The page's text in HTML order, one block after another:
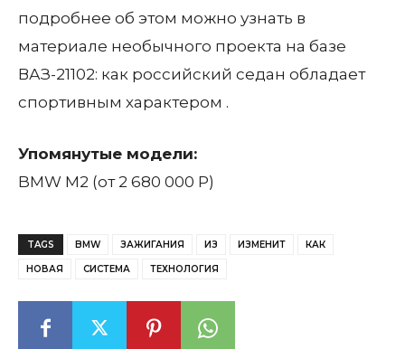
подробнее об этом можно узнать в
материале необычного проекта на базе
ВАЗ-21102: как российский седан обладает
спортивным характером .
Упомянутые модели:
BMW M2 (от 2 680 000 Р)
TAGS BMW ЗАЖИГАНИЯ ИЗ ИЗМЕНИТ КАК
НОВАЯ СИСТЕМА ТЕХНОЛОГИЯ